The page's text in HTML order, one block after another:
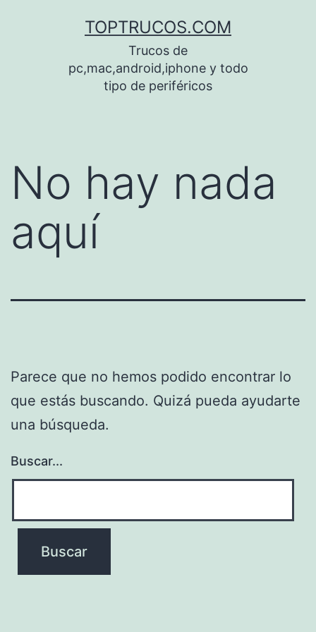
TOPTRUCOS.COM
Trucos de
pc,mac,android,iphone y todo
tipo de periféricos
No hay nada
aquí
Parece que no hemos podido encontrar lo
que estás buscando. Quizá pueda ayudarte
una búsqueda.
Buscar...